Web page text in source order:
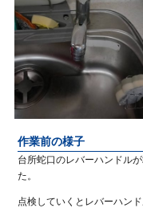
作業前の様子
台所蛇口のレバーハンドル
た。
点検していくとレバーハン